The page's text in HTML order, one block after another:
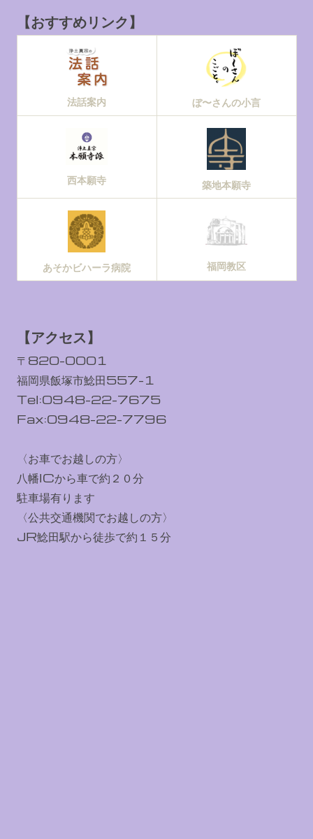
【おすすめリンク】
法話案内 ぼ〜さんの小言
西本願寺 築地本願寺
あそかビハーラ病院 福岡教区
【アクセス】
〒820-0001
福岡県飯塚市鯰田557-1
Tel:0948-22-7675
Fax:0948-22-7796
〈お車でお越しの方〉
八幡ICから車で約２０分
駐車場有ります
〈公共交通機関でお越しの方〉
JR鯰田駅から徒歩で約１５分